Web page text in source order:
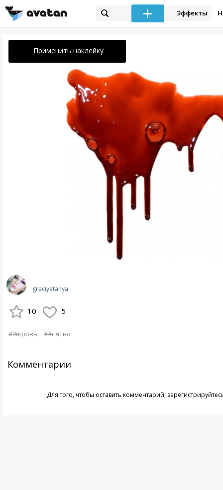
Эффекты
Применить наклейку
graciyatanya
10 5
#l#кровь ##пятно
Комментарии
Для того, чтобы оставить комментарий,